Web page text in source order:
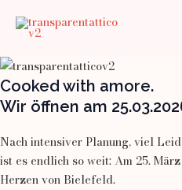
Inhalt
Cooked with amore.
Wir öffnen am
Nach intensiver Planung, viel
ist es endlich so weit: Am 25.
Herzen von Bielefeld.